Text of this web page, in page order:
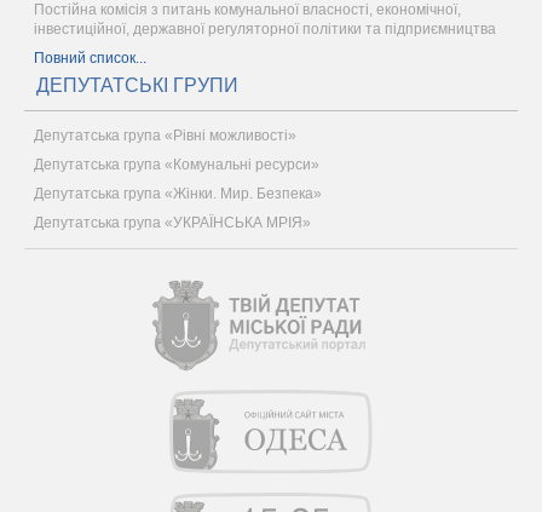
Постійна комісія з питань комунальної власності, економічної,
інвестиційної, державної регуляторної політики та підприємництва
Повний список...
ДЕПУТАТСЬКІ ГРУПИ
Депутатська група «Рівні можливості»
Депутатська група «Комунальні ресурси»
Депутатська група «Жінки. Мир. Безпека»
Депутатська група «УКРАЇНСЬКА МРІЯ»